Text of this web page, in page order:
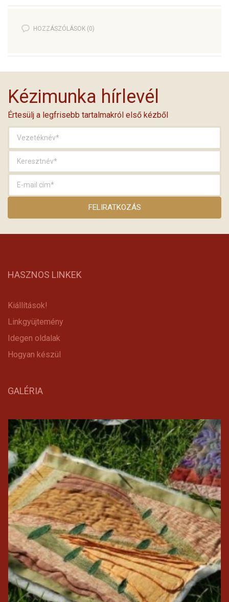
HOZZÁSZÓLÁSOK (0)
Kézimunka hírlevél
Értesülj a legfrisebb tartalmakról első kézből
HASZNOS LINKEK
Kiállítások!
Linkgyüjtemény
Idegen oldalak
Hogyan készül
GALÉRIA